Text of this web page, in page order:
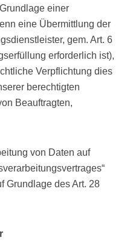
einer
eine Übermittlung der
gem. Art. 6
erforderlich ist),
Verpflichtung dies
berechtigten
Beauftragten,
von Daten auf
Grundlage des Art. 28